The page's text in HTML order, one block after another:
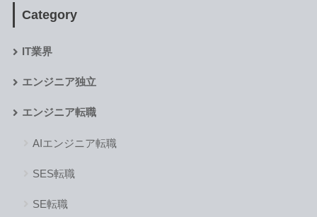
Category
IT業界
エンジニア独立
エンジニア転職
AIエンジニア転職
SES転職
SE転職